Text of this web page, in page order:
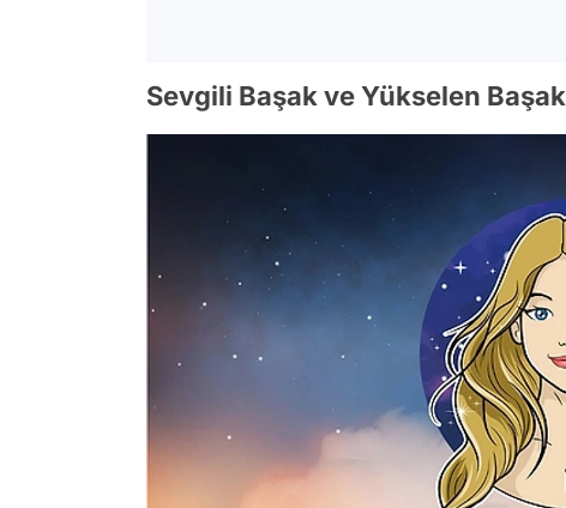
Sevgili Başak ve Yükselen